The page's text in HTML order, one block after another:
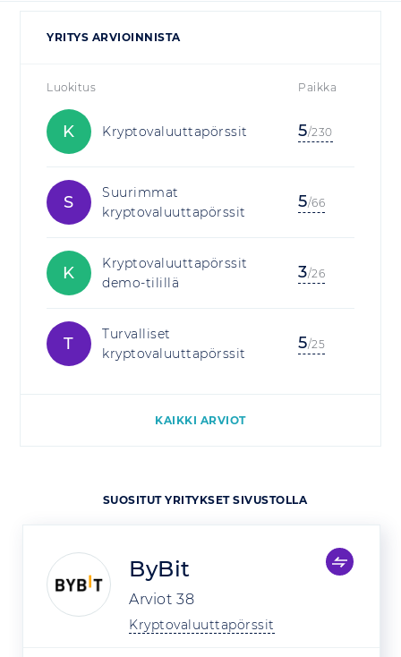
YRITYS ARVIOINNISTA
Luokitus Paikka
K Kryptovaluuttapörssit 5/230
S
Suurimmat
kryptovaluuttapörssit
5/66
K
Kryptovaluuttapörssit
demo-tilillä
3/26
T
Turvalliset
kryptovaluuttapörssit
5/25
KAIKKI ARVIOT
SUOSITUT YRITYKSET SIVUSTOLLA
ByBit
Arviot 38
Kryptovaluuttapörssit